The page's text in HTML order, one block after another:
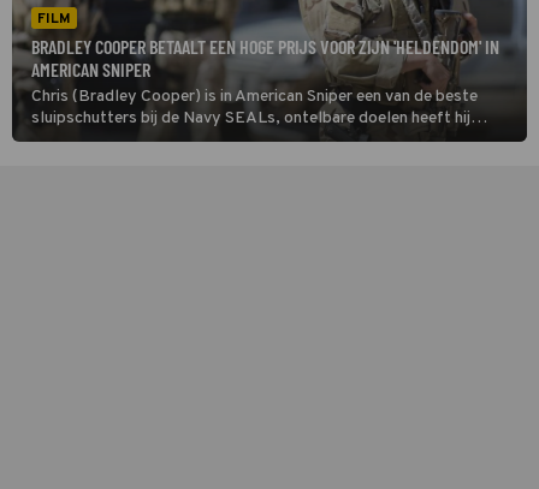
FILM
BRADLEY COOPER BETAALT EEN HOGE PRIJS VOOR ZIJN 'HELDENDOM' IN
AMERICAN SNIPER
Chris (Bradley Cooper) is in American Sniper een van de beste
sluipschutters bij de Navy SEALs, ontelbare doelen heeft hij
uitgeschakeld. Na talloze missies mag hij naar huis om even rustig